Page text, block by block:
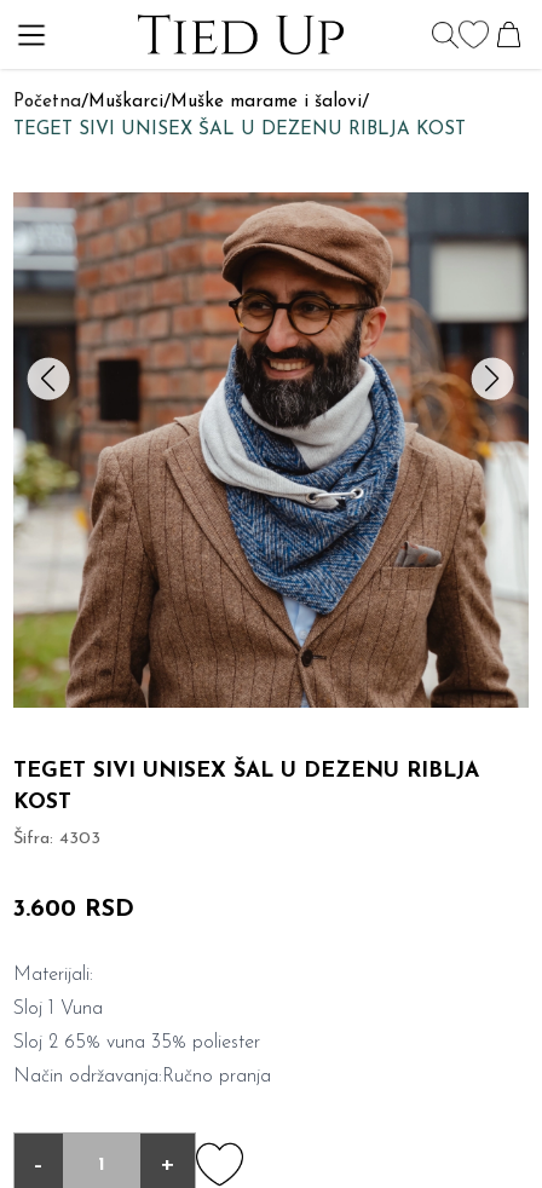
Početna/Muškarci/Muške marame i šalovi/
TEGET SIVI UNISEX ŠAL U DEZENU RIBLJA KOST
TEGET SIVI UNISEX ŠAL U DEZENU RIBLJA
KOST
Šifra:4303
3.600 RSD
Materijali:
Sloj 1 Vuna
Sloj 2 65% vuna 35% poliester
Način održavanja:Ručno pranja
- +